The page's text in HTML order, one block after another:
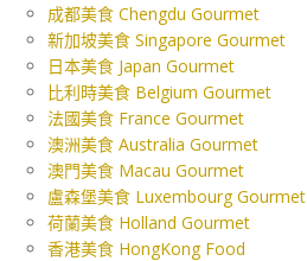
成都美食 Chengdu Gourmet
新加坡美食 Singapore Gourmet
日本美食 Japan Gourmet
比利時美食 Belgium Gourmet
法國美食 France Gourmet
澳洲美食 Australia Gourmet
澳門美食 Macau Gourmet
盧森堡美食 Luxembourg Gourmet
荷蘭美食 Holland Gourmet
香港美食 HongKong Food